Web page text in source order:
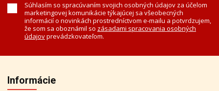
Súhlasím so spracúvaním svojich osobných údajov za účelom
marketingovej komunikácie týkajúcej sa všeobecných
informácií o novinkách prostredníctvom e-mailu a potvrdzujem,
že som sa oboznámil so zásadami spracovania osobných
údajovprevádzkovateľom.
Informácie